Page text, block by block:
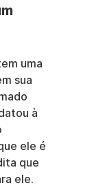
uma
sua
à
ele é
que
ele.